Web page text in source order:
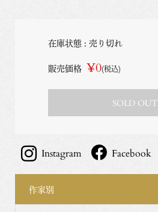
在庫状態 : 売り切れ
販売価格 ¥0(税込)
SOLD OUT
Instagram Facebook
作家別